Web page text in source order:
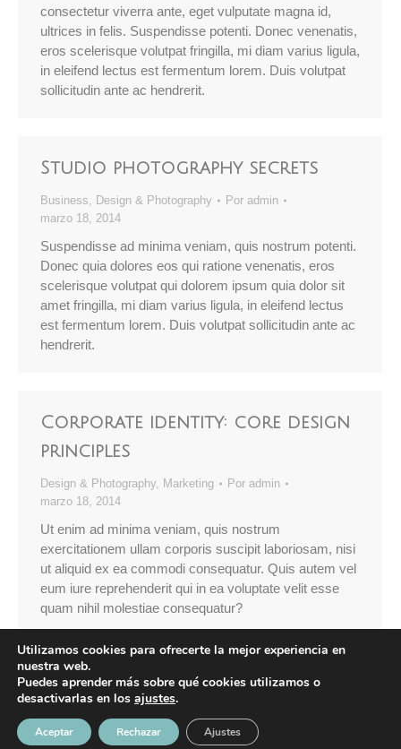
consectetur viverra ante, eget vulputate magna id,
ultrices in felis. Suspendisse potenti. Donec venenatis,
eros scelerisque volutpat fringilla, mi diam varius ligula,
in eleifend lectus est fermentum lorem. Duis volutpat
sollicitudin ante ac hendrerit.
Studio photography secrets
Business, Design & Photography Por admin
marzo 18, 2014
Suspendisse ad minima veniam, quis nostrum potenti.
Donec quia dolores eos qui ratione venenatis, eros
scelerisque volutpat qui dolorem ipsum quia dolor sit
amet fringilla, mi diam varius ligula, in eleifend lectus
est fermentum lorem. Duis volutpat sollicitudin ante ac
hendrerit.
Corporate identity: core design
principles
Design & Photography, Marketing Por admin
marzo 18, 2014
Ut enim ad minima veniam, quis nostrum
exercitationem ullam corporis suscipit laboriosam, nisi
ut aliquid ex ea commodi consequatur. Quis autem vel
eum iure reprehenderit qui in ea voluptate velit esse
quam nihil molestiae consequatur?
© Geelen Marine - 2023 - Aviso Legal| Política de Privacidad
Cookies |Acuarel.es
Utilizamos cookies para ofrecerte la mejor experiencia en
nuestra web.
Puedes aprender más sobre qué cookies utilizamos o
desactivarlas en los ajustes.
Aceptar Rechazar Ajustes